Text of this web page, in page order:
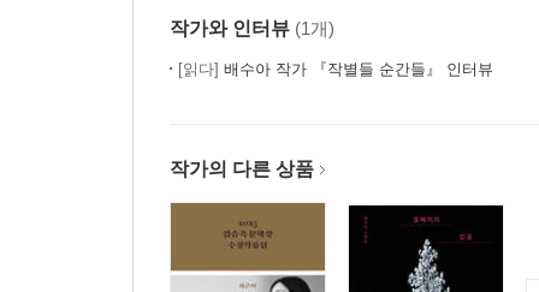
30. 자연에 대한 진숙의 생각
32. 자연의 순수한 남자에 대한 설명
35. 또 다른 자유의 여자
36. 딜도
37. 나는 나, 너는 너
38. 독신 어리광
작가와 인터뷰 (1개)
[읽다] 배수아 작가 『작별들 순간들』 인터뷰
작가의 다른 상품